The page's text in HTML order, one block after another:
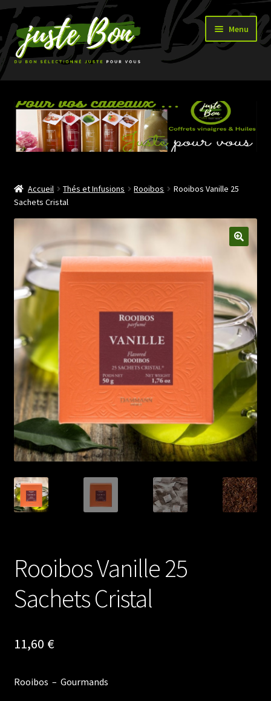
Aller
à
la
navigation
Aller
au
contenu
Menu
Accueil
Boutique
le
menu
Accueil Thés et Infusions Rooibos
Rooibos Vanille 25
Sachets Cristal
Rooibos Vanille 25
Sachets Cristal
11,60 €
Rooibos – Gourmands